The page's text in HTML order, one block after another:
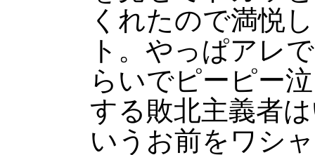
くれたので満悦
ト。やっぱアレ
らいでピーピー
する敗北主義者
いうお前をワシ